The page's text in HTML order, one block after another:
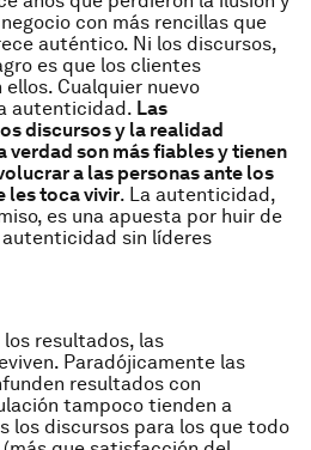
con más rencillas que
auténtico. Ni los discursos,
es que los clientes
Cualquier nuevo
autenticidad. Las
discursos y la realidad
verdad son más fiables y tienen
a las personas ante los
les toca vivir. La autenticidad,
es una apuesta por huir de
sin líderes
resultados, las
Paradójicamente las
resultados con
tampoco tienden a
los discursos para los que todo